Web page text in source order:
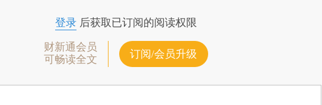
登录后获取已订阅的阅读权限
财新通会员
可畅读全文
订阅/会员升级